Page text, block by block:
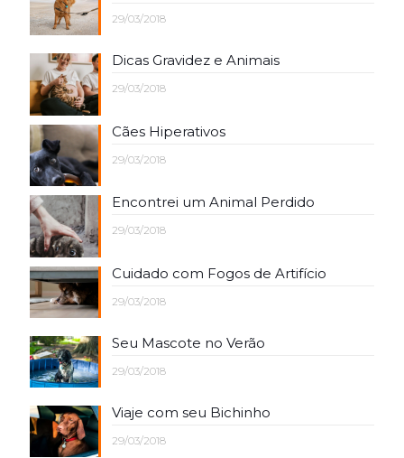
29/03/2018
Dicas Gravidez e Animais
29/03/2018
Cães Hiperativos
29/03/2018
Encontrei um Animal Perdido
29/03/2018
Cuidado com Fogos de Artifício
29/03/2018
Seu Mascote no Verão
29/03/2018
Viaje com seu Bichinho
29/03/2018